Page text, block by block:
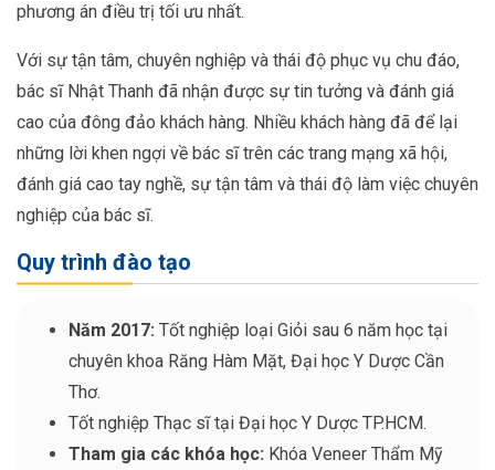
phương án điều trị tối ưu nhất.
Với sự tận tâm, chuyên nghiệp và thái độ phục vụ chu đáo,
bác sĩ Nhật Thanh đã nhận được sự tin tưởng và đánh giá
cao của đông đảo khách hàng. Nhiều khách hàng đã để lại
những lời khen ngợi về bác sĩ trên các trang mạng xã hội,
đánh giá cao tay nghề, sự tận tâm và thái độ làm việc chuyên
nghiệp của bác sĩ.
Quy trình đào tạo
Năm 2017: Tốt nghiệp loại Giỏi sau 6 năm học tại
chuyên khoa Răng Hàm Mặt, Đại học Y Dược Cần
Thơ.
Tốt nghiệp Thạc sĩ tại Đại học Y Dược TP.HCM.
Tham gia các khóa học: Khóa Veneer Thẩm Mỹ